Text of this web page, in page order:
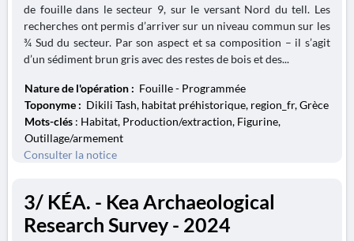
de fouille dans le secteur 9, sur le versant Nord du tell. Les
recherches ont permis d’arriver sur un niveau commun sur les
¾ Sud du secteur. Par son aspect et sa composition – il s’agit
d’un sédiment brun gris avec des restes de bois et des...
Nature de l'opération : Fouille - Programmée
Toponyme : Dikili Tash, habitat préhistorique, region_fr, Grèce
Mots-clés : Habitat, Production/extraction, Figurine,
Outillage/armement
Consulter la notice
3/ KÉA. - Kea Archaeological
Research Survey - 2024